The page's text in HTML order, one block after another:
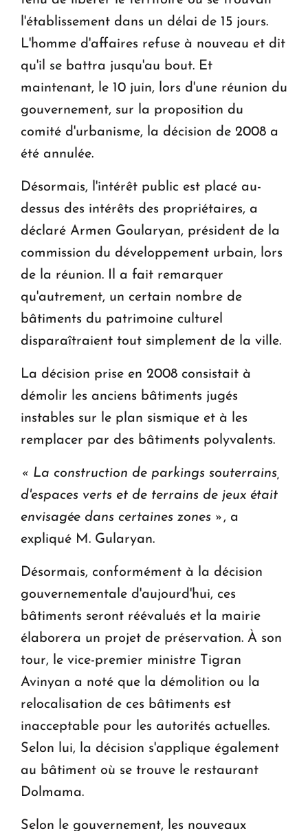
l'établissement dans un délai de 15 jours.
L'homme d'affaires refuse à nouveau et dit
qu'il se battra jusqu'au bout. Et
maintenant, le 10 juin, lors d'une réunion du
gouvernement, sur la proposition du
comité d'urbanisme, la décision de 2008 a
été annulée.
Désormais, l'intérêt public est placé au-
dessus des intérêts des propriétaires, a
déclaré Armen Goularyan, président de la
commission du développement urbain, lors
de la réunion. Il a fait remarquer
qu'autrement, un certain nombre de
bâtiments du patrimoine culturel
disparaîtraient tout simplement de la ville.
La décision prise en 2008 consistait à
démolir les anciens bâtiments jugés
instables sur le plan sismique et à les
remplacer par des bâtiments polyvalents.
« La construction de parkings souterrains,
d'espaces verts et de terrains de jeux était
envisagée dans certaines zones », a
expliqué M. Gularyan.
Désormais, conformément à la décision
gouvernementale d'aujourd'hui, ces
bâtiments seront réévalués et la mairie
élaborera un projet de préservation. À son
tour, le vice-premier ministre Tigran
Avinyan a noté que la démolition ou la
relocalisation de ces bâtiments est
inacceptable pour les autorités actuelles.
Selon lui, la décision s'applique également
au bâtiment où se trouve le restaurant
Dolmama.
Selon le gouvernement, les nouveaux